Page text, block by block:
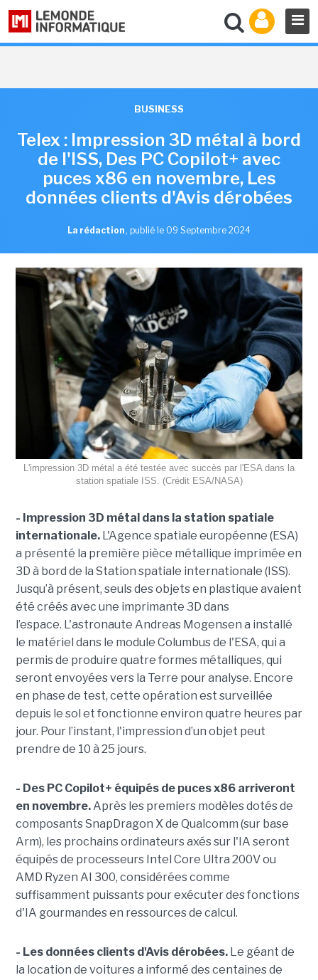
BUSINESS
Telex : Impression 3D métal à bord
de l'ISS, Des PC Copilot+ avec
puces x86 en novembre, Les
données clients d'Avis dérobées
La rédaction , publié le 09 Septembre 2024
L'impression 3D métal a été testée avec succès par l'ESA dans la
station spatiale ISS. (Crédit ESA/NASA)
- Impression 3D métal dans la station spatiale
internationale.L'Agence spatiale européenne (ESA)
a présenté la première pièce métallique imprimée en
3D à bord de la Station spatiale internationale (ISS).
Jusqu’à présent, seuls des objets en plastique avaient
été créés avec une imprimante 3D dans
l’espace. L'astronaute Andreas Mogensen a installé
le matériel dans le module Columbus de l'ESA, qui a
permis de produire quatre formes métalliques, qui
seront envoyées vers la Terre pour analyse. Encore
en phase de test, cette opération est surveillée
depuis le sol et fonctionne environ quatre heures par
jour. Pour l’instant, l'impression d’un objet peut
prendre de 10 à 25 jours.
- Des PC Copilot+ équipés de puces x86 arriveront
en novembre.Après les premiers modèles dotés de
composants SnapDragon X de Qualcomm (sur base
Arm), les prochains ordinateurs axés sur l'IA seront
équipés de processeurs Intel Core Ultra 200V ou
AMD Ryzen AI 300, considérées comme
suffisamment puissants pour exécuter des fonctions
d'IA gourmandes en ressources de calcul.
- Les données clients d'Avis dérobées.Le géant de
la location de voitures a informé des centaines de